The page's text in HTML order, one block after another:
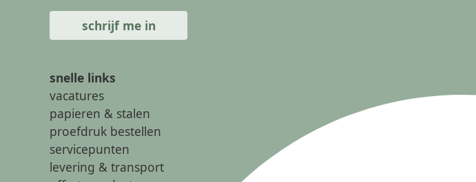
snelle links
vacatures
papieren & stalen
proefdruk bestellen
servicepunten
levering & transport